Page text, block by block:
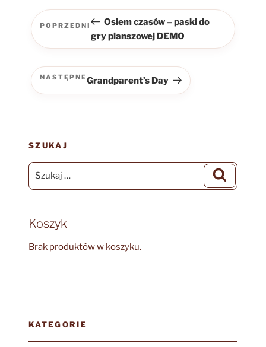
wpisu
Poprzedni
wpis
POPRZEDNI
Osiem czasów – paski do
gry planszowej DEMO
Następny
NASTĘPNEGrandparent’s Day
SZUKAJ
Szukaj:
Koszyk
Brak produktów w koszyku.
KATEGORIE